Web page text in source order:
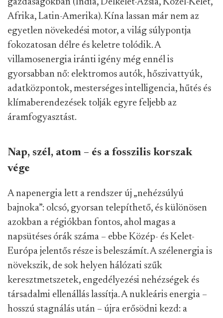
gazdaságokban (India, Délkelet-Ázsia, Közel-Kelet,
Afrika, Latin-Amerika). Kína lassan már nem az
egyetlen növekedési motor, a világ súlypontja
fokozatosan délre és keletre tolódik. A
villamosenergia iránti igény még ennél is
gyorsabban nő: elektromos autók, hőszivattyúk,
adatközpontok, mesterséges intelligencia, hűtés és
klímaberendezések tolják egyre feljebb az
áramfogyasztást.
Nap, szél, atom – és a fosszilis korszak
vége
A napenergia lett a rendszer új „nehézsúlyú
bajnoka”: olcsó, gyorsan telepíthető, és különösen
azokban a régiókban fontos, ahol magas a
napsütéses órák száma – ebbe Közép- és Kelet-
Európa jelentős része is beleszámít. A szélenergia is
növekszik, de sok helyen hálózati szűk
keresztmetszetek, engedélyezési nehézségek és
társadalmi ellenállás lassítja. A nukleáris energia –
hosszú stagnálás után – újra erősödni kezd: a